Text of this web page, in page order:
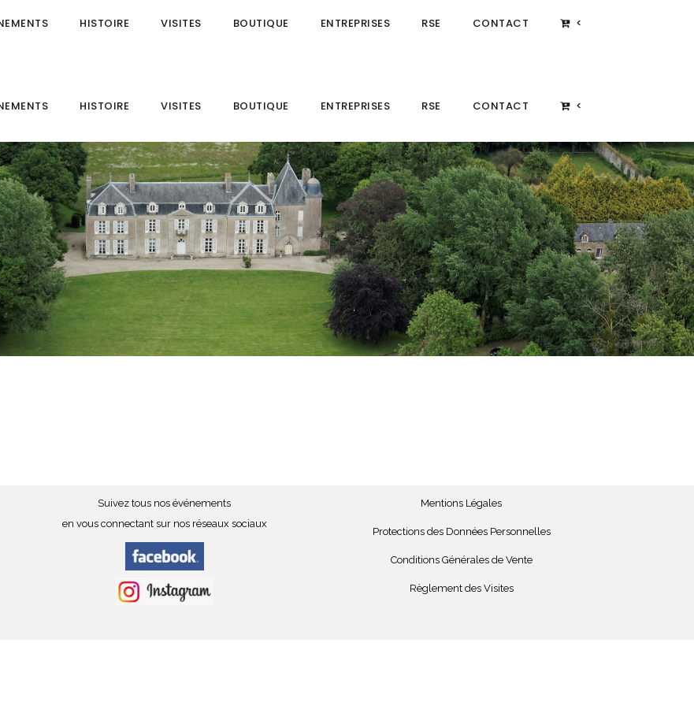
HISTOIRE VISITES BOUTIQUE ENTREPRISES RSE CONTACT <
HISTOIRE VISITES BOUTIQUE ENTREPRISES RSE CONTACT <
Suivez tous nos événements
en vous connectant sur nos réseaux sociaux
Mentions Légales
Protections des Données Personnelles
Conditions Générales de Vente
Règlement des Visites